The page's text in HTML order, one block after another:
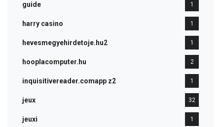
guide 1
harry casino 1
hevesmegyehirdetoje.hu2 1
hooplacomputer.hu 2
inquisitivereader.comapp z2 1
jeux 32
jeuxi 1